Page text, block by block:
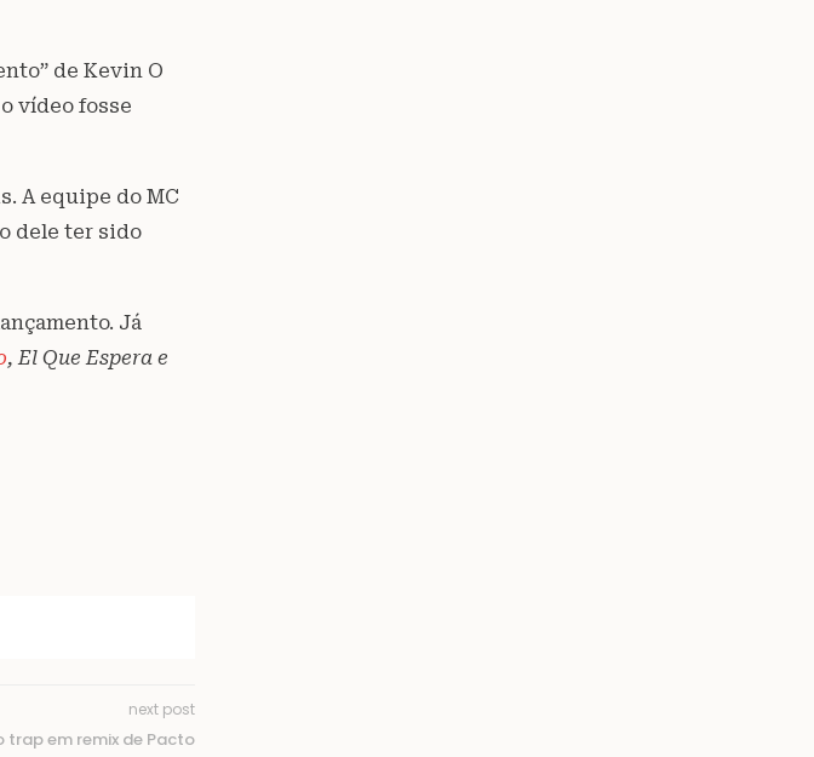
de Kevin O
vídeo fosse
A equipe do MC
dele ter sido
Já
, El Que Espera e
next post
trap em remix de Pacto